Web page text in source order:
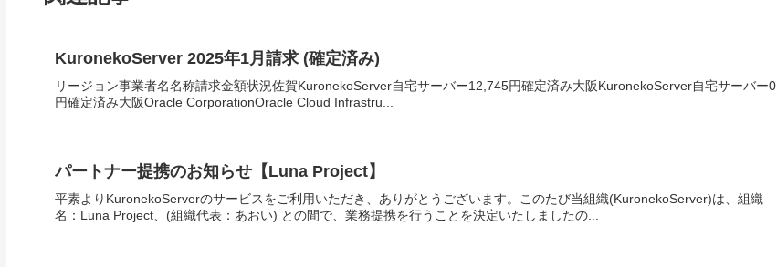
KuronekoServer 2025年1月請求 (確定済み)
リージョン事業者名名称請求金額状況佐賀KuronekoServer自宅サーバー12,745円確定済み大阪KuronekoServer自宅サーバー0
円確定済み大阪Oracle CorporationOracle Cloud Infrastru...
パートナー提携のお知らせ【Luna Project】
平素よりKuronekoServerのサービスをご利用いただき、ありがとうございます。このたび当組織(KuronekoServer)は、組織
名：Luna Project、(組織代表：あおい) との間で、業務提携を行うことを決定いたしましたの...